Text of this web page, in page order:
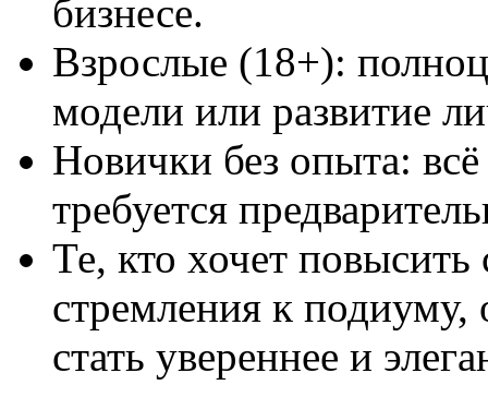
бизнесе.
Взрослые (18+):
модели или развитие
Новички без опыта:
требуется
Те, кто хочет
стремления к подиуму,
стать увереннее и